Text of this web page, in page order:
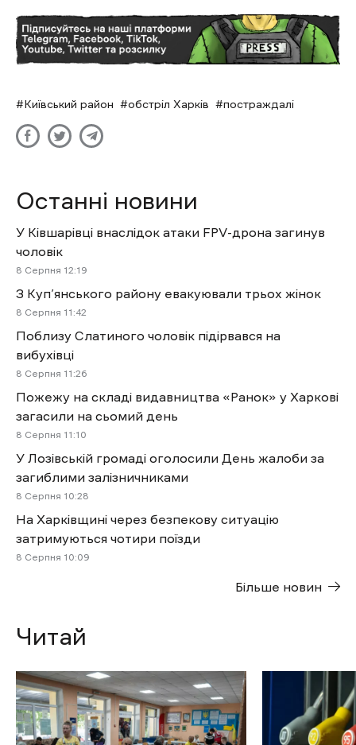
Київський район обстріл Харків постраждалі
Останні новини
У Ківшарівці внаслідок атаки FPV-дрона загинув
чоловік
8 Cерпня 12:19
З Куп’янського району евакуювали трьох жінок
8 Cерпня 11:42
Поблизу Слатиного чоловік підірвався на
вибухівці
8 Cерпня 11:26
Пожежу на складі видавництва «Ранок» у Харкові
загасили на сьомий день
8 Cерпня 11:10
У Лозівській громаді оголосили День жалоби за
загиблими залізничниками
8 Cерпня 10:28
На Харківщині через безпекову ситуацію
затримуються чотири поїзди
8 Cерпня 10:09
Більше новин
Читай